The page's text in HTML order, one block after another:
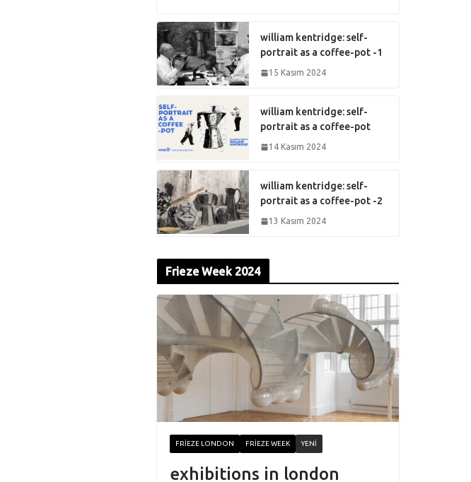
william kentridge: self-
portrait as a coffee-pot -1
15 Kasım 2024
william kentridge: self-
portrait as a coffee-pot
14 Kasım 2024
william kentridge: self-
portrait as a coffee-pot -2
13 Kasım 2024
Frieze Week 2024
FRIEZE LONDON FRIEZE WEEK YENI
exhibitions in london